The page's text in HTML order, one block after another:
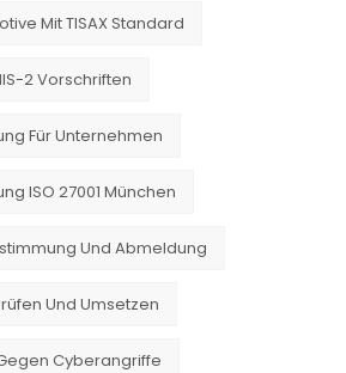
Mit TISAX Standard
2 Vorschriften
Für Unternehmen
ISO 27001 München
Und Abmeldung
Und Umsetzen
Cyberangriffe